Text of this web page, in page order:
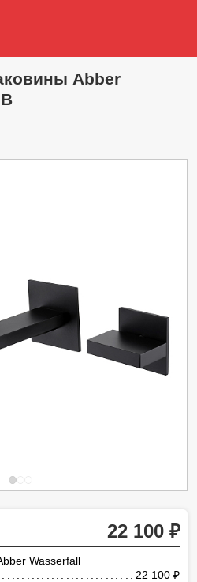
Abber
22 100
Wasserfall
22 100